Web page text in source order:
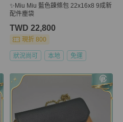
✨Miu Miu 藍色鍊條包 22x16x8 9成新
配件塵袋
TWD 22,800
現折 800
狀況尚可 本地 免運